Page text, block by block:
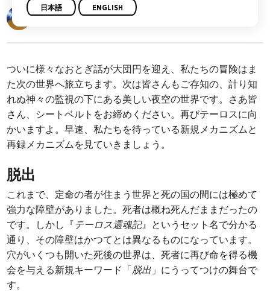
Matt Tabak
ついに様々なおとぎ話が大団円を迎え、私たちの冒険はま
た次の世界へ旅立ちます。次は皆さんもご存知の、計り知
れぬ神々の監視の下にある美しい夜空の世界です。さあ皆
さん、シートベルトをお締めください。再びテーロスに向
かいますよ。早速、私たちを待っている新規メカニズムと
再録メカニズムを見ていきましょう。
脱出
これまで、定命の者が住まう世界と死の国の間には極めて
強力な障壁がありました。死者は概ね死んだままだったの
です。しかし『テーロス還魂記』というセット名で分かる
通り、その障壁はかつてとは異なるものになっています。
穴がいくつも開いた死後の世界は、死者に再び命を得る機
会を与える新規キーワード「脱出 」にうってつけの舞台で
す。
日本語 ENGLISH